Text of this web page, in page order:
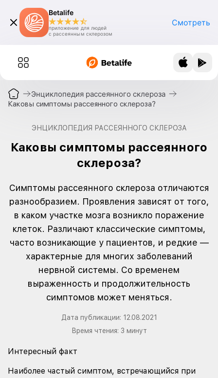
Betalife
приложение для людей
с рассеянным склерозом
Смотреть
Энциклопедия рассеянного склероза
Каковы симптомы рассеянного склероза?
ЭНЦИКЛОПЕДИЯ РАССЕЯННОГО СКЛЕРОЗА
Каковы симптомы рассеянного
склероза?
Симптомы рассеянного склероза отличаются
разнообразием. Проявления зависят от того,
в каком участке мозга возникло поражение
клеток. Различают классические симптомы,
часто возникающие у пациентов, и редкие —
характерные для многих заболеваний
нервной системы. Со временем
выраженность и продолжительность
симптомов может меняться.
Дата публикации: 12.08.2021
Время чтения: 3 минут
Интересный факт
Наиболее частый симптом, встречающийся при